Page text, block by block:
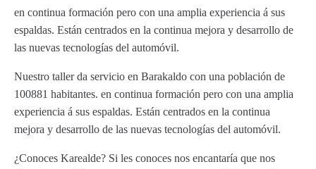
en continua formación pero con una amplia experiencia á sus
espaldas. Están centrados en la continua mejora y desarrollo de
las nuevas tecnologías del automóvil.
Nuestro taller da servicio en Barakaldo con una población de
100881 habitantes. en continua formación pero con una amplia
experiencia á sus espaldas. Están centrados en la continua
mejora y desarrollo de las nuevas tecnologías del automóvil.
¿Conoces Karealde? Si les conoces nos encantaría que nos